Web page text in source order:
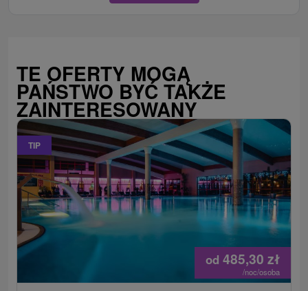
TE OFERTY MOGĄ
PAŃSTWO BYĆ TAKŻE
ZAINTERESOWANY
TIP
od 485,30 zł
/noc/osoba